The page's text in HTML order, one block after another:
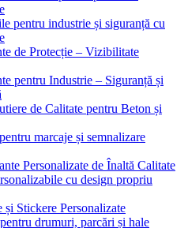
pentru industrie și siguranță cu
de Protecție – Vizibilitate
pentru Industrie – Siguranță și
de Calitate pentru Beton și
marcaje și semnalizare
Personalizate de Înaltă Calitate
cu design propriu
Stickere Personalizate
drumuri, parcări și hale